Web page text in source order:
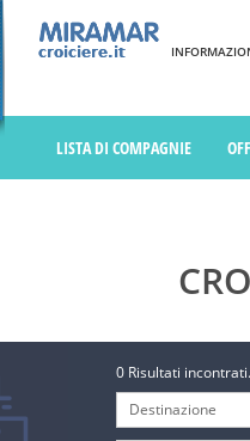
LISTA DI COMPAGNIE
0 Risultati